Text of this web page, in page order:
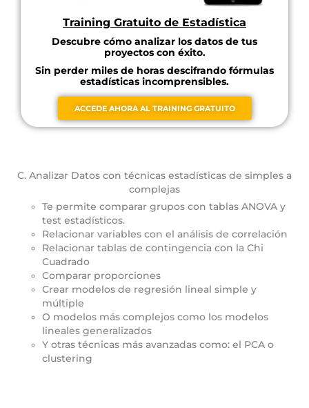
Training Gratuito de Estadística
Descubre cómo analizar los datos de tus
proyectos con éxito.
Sin perder miles de horas descifrando fórmulas
estadísticas incomprensibles.
ACCEDE AHORA AL TRAINING GRATUITO
C. Analizar Datos con técnicas estadísticas de simples a
complejas
Te permite comparar grupos con tablas ANOVA y
test estadísticos.
Relacionar variables con el análisis de correlación
Relacionar tablas de contingencia con la Chi
Cuadrado
Comparar proporciones
Crear modelos de regresión lineal simple y
múltiple
O modelos más complejos como los modelos
lineales generalizados
Y otras técnicas más avanzadas como: el PCA o
clustering